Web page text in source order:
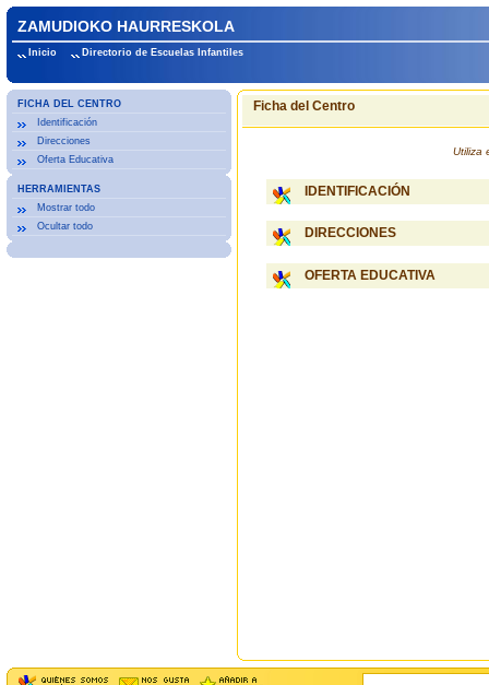
ZAMUDIOKO HAURRESKOLA
Inicio Directorio de Escuelas Infantiles
FICHA DEL CENTRO
Identificación
Direcciones
Oferta Educativa
HERRAMIENTAS
Mostrar todo
Ocultar todo
Ficha del Centro
Utiliza
IDENTIFICACIÓN
DIRECCIONES
OFERTA EDUCATIVA